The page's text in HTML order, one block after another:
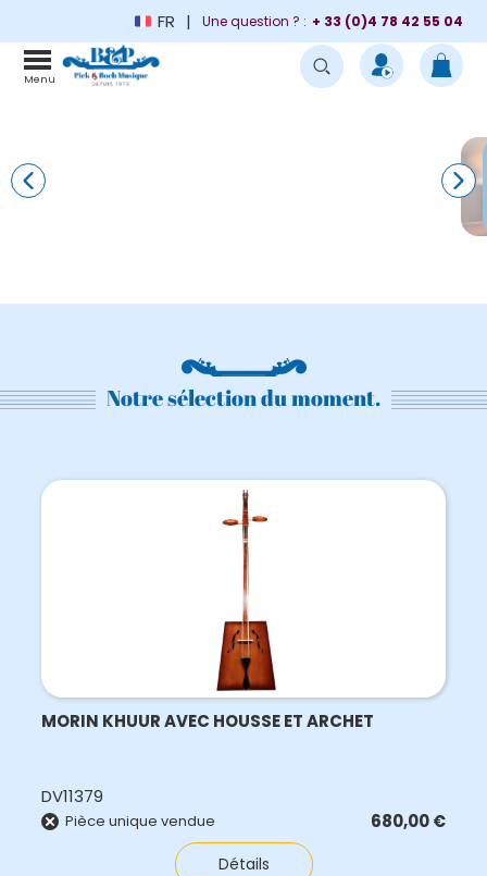
FR Une question ? : + 33 (0)4 78 42 55 04
Menu
Notre sélection du moment.
MORIN KHUUR AVEC HOUSSE ET ARCHET
DV11379
Pièce unique vendue 680,00€
Détails